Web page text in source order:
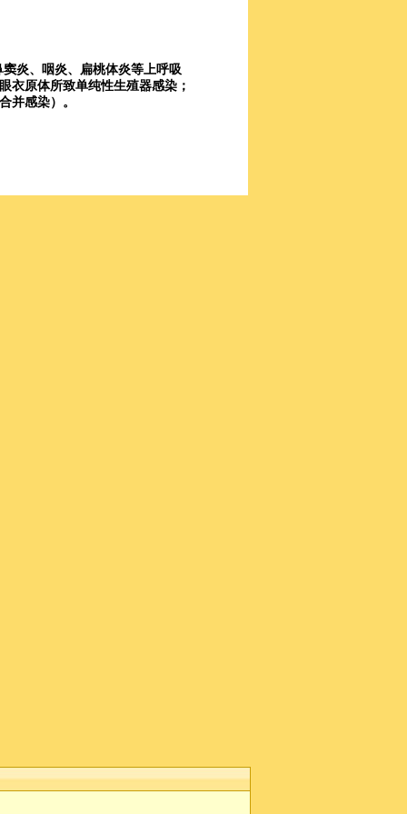
炎、咽炎、扁桃体炎等上呼吸
衣原体所致单纯性生殖器感染；
并感染）。